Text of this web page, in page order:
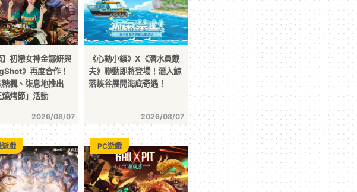
】初戀女神金娜妍與
》再度合作！
糖楓、柒息地推出
燒烤節」活動
2026/08/07
《心動小鎮》X《潛水員戴
夫》聯動即將登場！潛入鯨
落峽谷展開海底奇遇！
2026/08/07
遊戲 PC遊戲